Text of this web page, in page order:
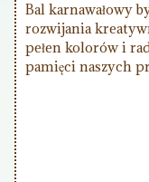
Bal karnawałowy
rozwijania
pełen kolorów i
pamięci naszych